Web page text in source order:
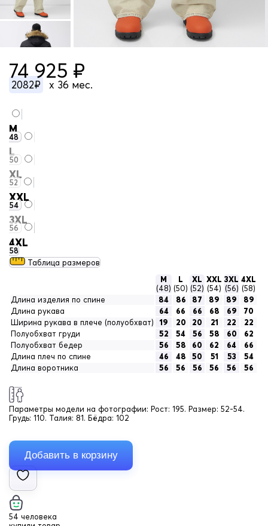
74 925 ₽
2082₽ x 36 мес.
M
48
L
50
XL
52
XXL
54
3XL
56
4XL
58
Таблица размеров
M
(48)
L
(50)
XL
(52)
XXL
(54)
3XL
(56)
4XL
(58)
Длина изделия по спине
84 86 87 89 89
89
Длина рукава
64 66 66 68 69
70
Ширина рукава в плече (полуобхват)
19 20 20 21 22
22
Полуобхват груди
52 54 56 58 60
62
Полуобхват бедер
56 58 60 62 64
66
Длина плеч по спине
46 48 50 51 53
54
Длина воротника
56 56 56 56 56 56
Параметры модели на фотографии: Рост: 195. Размер: 52-54.
Грудь: 110. Талия: 81. Бёдра: 102
54 человека